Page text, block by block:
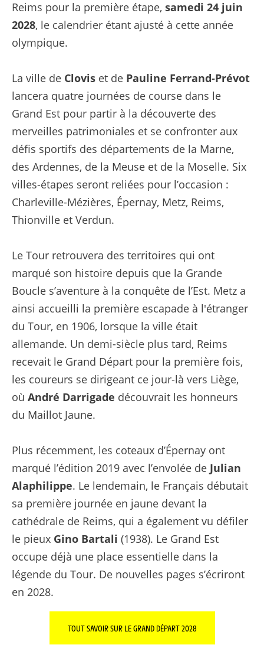
Reims pour la première étape, samedi 24 juin
2028, le calendrier étant ajusté à cette année
olympique.
La ville de Clovis et de Pauline Ferrand-Prévot
lancera quatre journées de course dans le
Grand Est pour partir à la découverte des
merveilles patrimoniales et se confronter aux
défis sportifs des départements de la Marne,
des Ardennes, de la Meuse et de la Moselle. Six
villes-étapes seront reliées pour l’occasion :
Charleville-Mézières, Épernay, Metz, Reims,
Thionville et Verdun.
Le Tour retrouvera des territoires qui ont
marqué son histoire depuis que la Grande
Boucle s’aventure à la conquête de l’Est. Metz a
ainsi accueilli la première escapade à l'étranger
du Tour, en 1906, lorsque la ville était
allemande. Un demi-siècle plus tard, Reims
recevait le Grand Départ pour la première fois,
les coureurs se dirigeant ce jour-là vers Liège,
où André Darrigade découvrait les honneurs
du Maillot Jaune.
Plus récemment, les coteaux d’Épernay ont
marqué l’édition 2019 avec l’envolée de Julian
Alaphilippe. Le lendemain, le Français débutait
sa première journée en jaune devant la
cathédrale de Reims, qui a également vu défiler
le pieux Gino Bartali (1938). Le Grand Est
occupe déjà une place essentielle dans la
légende du Tour. De nouvelles pages s’écriront
en 2028.
TOUT SAVOIR SUR LE GRAND DÉPART 2028